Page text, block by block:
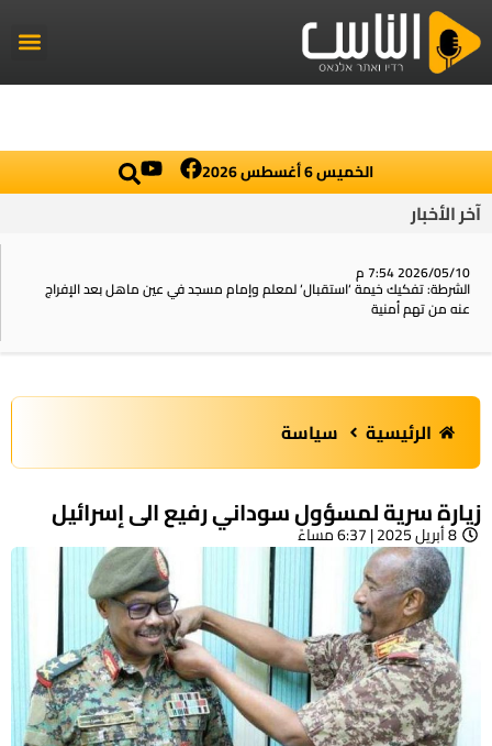
الخميس 6 أغسطس 2026
آخر الأخبار
2026/05/10 7:54 م
الشرطة: تفكيك خيمة ‘استقبال‘ لمعلم وإمام مسجد في عين ماهل بعد الإفراج
عنه من تهم أمنية
الرئيسية سياسة
زيارة سرية لمسؤول سوداني رفيع الى إسرائيل
8 أبريل 2025 | 6:37 مساءً